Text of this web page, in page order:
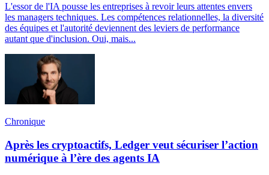
L'essor de l'IA pousse les entreprises à revoir leurs attentes envers
les managers techniques. Les compétences relationnelles, la diversité
des équipes et l'autorité deviennent des leviers de performance
autant que d'inclusion. Oui, mais...
Chronique
Après les cryptoactifs, Ledger veut sécuriser l’action
numérique à l’ère des agents IA